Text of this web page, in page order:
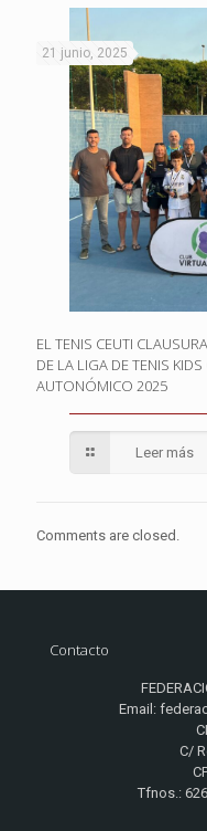
21 junio, 2025
EL TENIS CEUTI
DE LA LIGA DE TENIS
AUTONÓMICO 2025
Leer más
Comments are closed.
Contacto
Email:
C/
Tfnos.: